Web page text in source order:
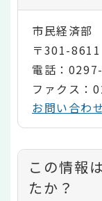
市民経済部
〒301-
電話：
ファクス：
お問い合わ
コ
ン
この情報
たか？